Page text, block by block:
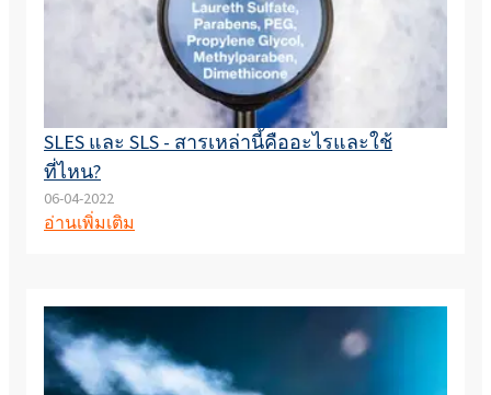
SLES และ SLS - สารเหล่านี้คืออะไรและใช้
ที่ไหน?
06-04-2022
อ่านเพิ่มเติม